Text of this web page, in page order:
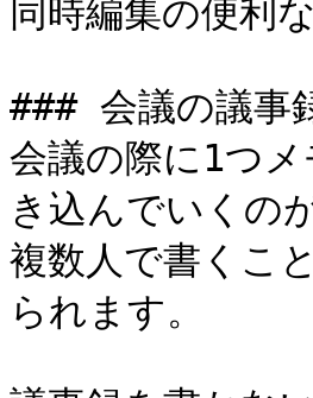
同時編集の便利
### 会議の議事
会議の際に1つ
き込んでいくの
複数人で書くこ
られます。